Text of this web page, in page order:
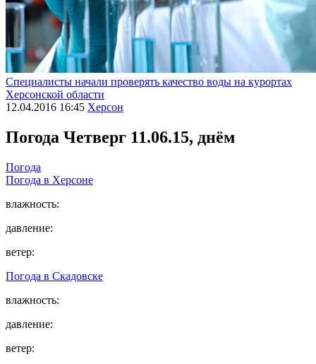
Специалисты начали проверять качество воды на курортах
Херсонской области
12.04.2016 16:45 Херсон
Погода Четверг 11.06.15, днём
Погода
Погода в Херсоне
влажность:
давление:
ветер:
Погода в Скадовске
влажность:
давление:
ветер: